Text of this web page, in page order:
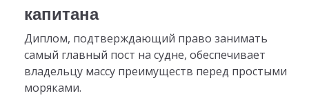
капитана
Диплом, подтверждающий право занимать
самый главный пост на судне, обеспечивает
владельцу массу преимуществ перед простыми
моряками.